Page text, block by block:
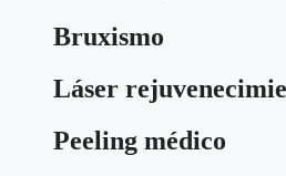
Bruxismo
Láser
Peeling médico